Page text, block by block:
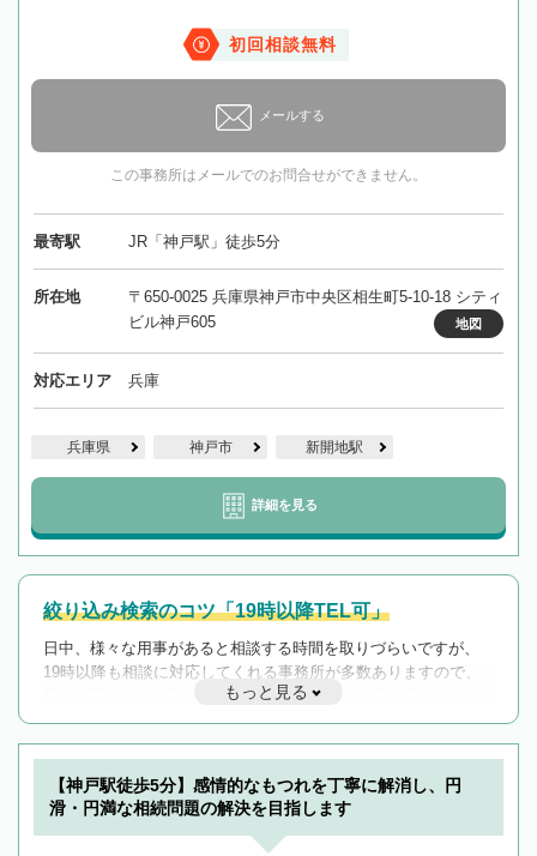
初回相談無料
メールする
この事務所はメールでのお問合せができません。
最寄駅 JR「神戸駅」徒歩5分
所在地
〒650-0025 兵庫県神戸市中央区相生町5-10-18 シティ
ビル神戸605
地図
対応エリア 兵庫
兵庫県 神戸市 新開地駅
詳細を見る
絞り込み検索のコツ「19時以降TEL可」
日中、様々な用事があると相談する時間を取りづらいですが、
19時以降も相談に対応してくれる事務所が多数ありますので、
遅い時間の相談が増えそうな場合はそのような事務所に絞り込
んで検索してみましょう。
19時以降TEL可の条件
を加えて再検索
もっと見る
【神戸駅徒歩5分】感情的なもつれを丁寧に解消し、円
滑・円満な相続問題の解決を目指します